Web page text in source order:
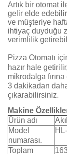
Artık bir otomat
gelir elde
ve müşteriye
ihtiyaç duyduğu
verimlilik
Pizza Otomatı
hazır hale
mikrodalga
3 dakikadan
çıkarabilirsiniz.
Makine
Ürün adı
Model
numarası.
Toplam